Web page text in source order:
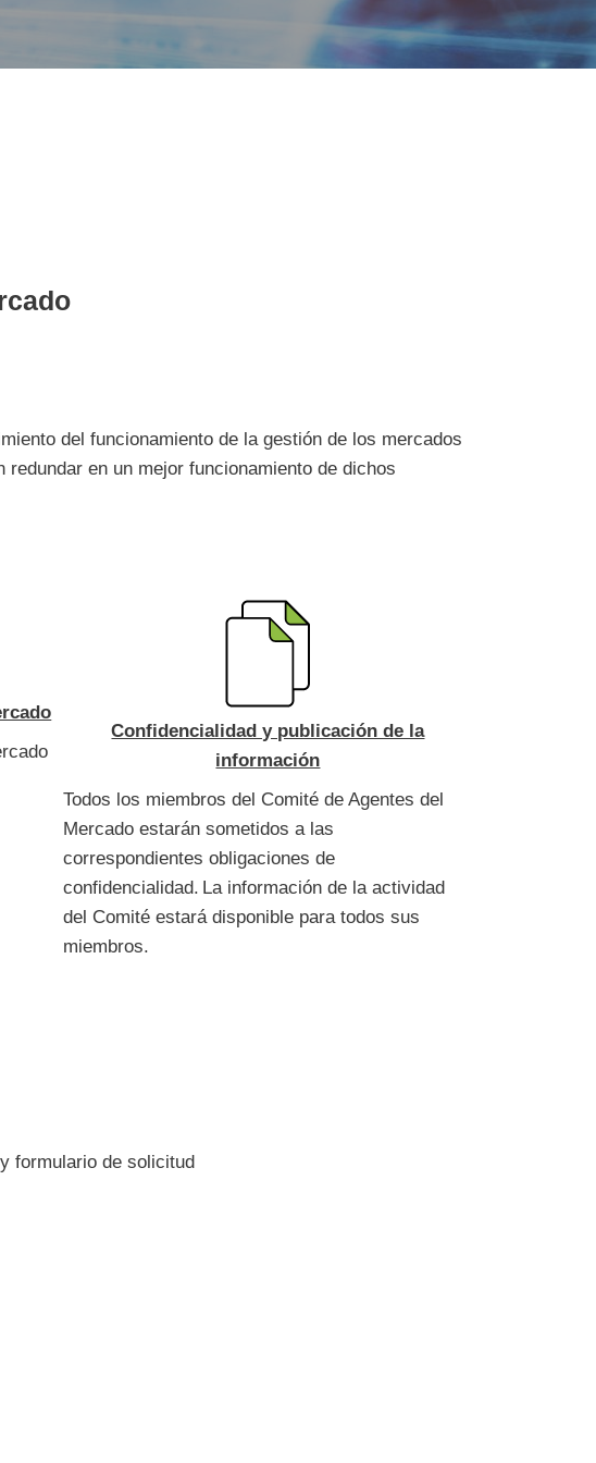
del funcionamiento de la gestión de los mercados
en un mejor funcionamiento de dichos
Confidencialidad y publicación de la
información
Todos los miembros del Comité de Agentes del
Mercado estarán sometidos a las
correspondientes obligaciones de
confidencialidad. La información de la actividad
del Comité estará disponible para todos sus
miembros.
formulario de solicitud